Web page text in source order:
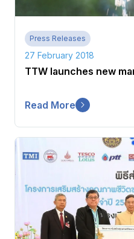
Press Releases
27 February 2018
TTW launches new
Read More